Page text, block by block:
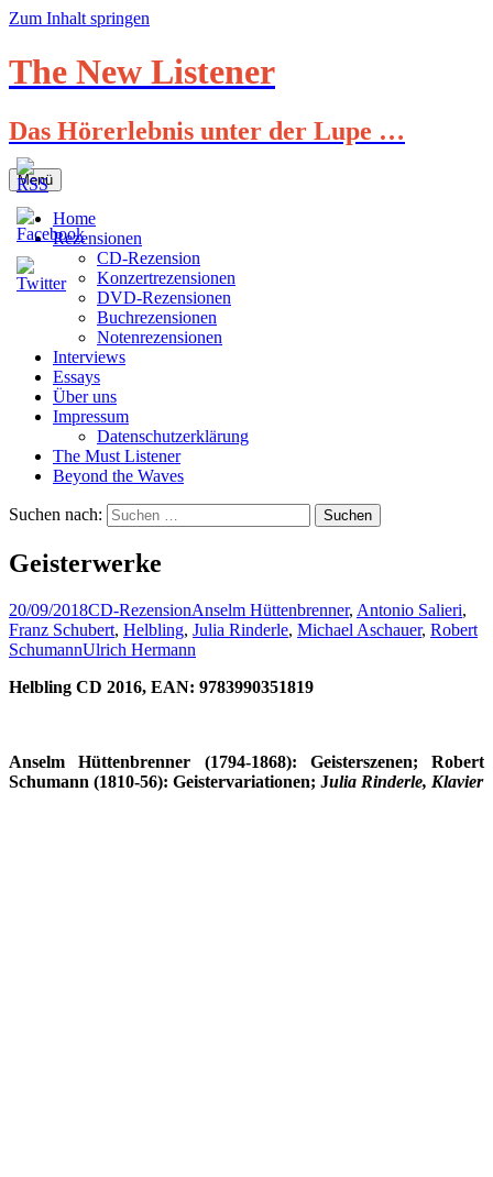
Zum Inhalt springen
The New Listener
Das Hörerlebnis unter der Lupe …
Menü
Home
Rezensionen
CD-Rezension
Konzertrezensionen
DVD-Rezensionen
Buchrezensionen
Notenrezensionen
Interviews
Essays
Über uns
Impressum
Datenschutzerklärung
The Must Listener
Beyond the Waves
Suchen nach:
Geisterwerke
20/09/2018CD-RezensionAnselm Hüttenbrenner, Antonio Salieri,
Franz Schubert, Helbling, Julia Rinderle, Michael Aschauer, Robert
SchumannUlrich Hermann
Helbling CD 2016, EAN: 9783990351819
Anselm Hüttenbrenner (1794-1868): Geisterszenen; Robert
Schumann (1810-56): Geistervariationen; Julia Rinderle, Klavier